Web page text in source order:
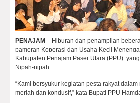
PENAJAM – Hiburan dan penampilan
pameran Koperasi dan Usaha Kecil
Kabupaten Penajam Paser Utara (PPU)
Nipah-nipah.
“Kami bersyukur kegiatan pesta rakyat
meriah dan kondusif,” kata Bupati PPU